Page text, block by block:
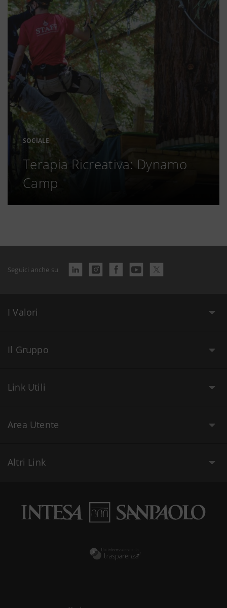
SOCIALE
Terapia Ricreativa: Dynamo
Camp
Seguici anche su
I Valori
Il Gruppo
Link Utili
Area Utente
Altri Link